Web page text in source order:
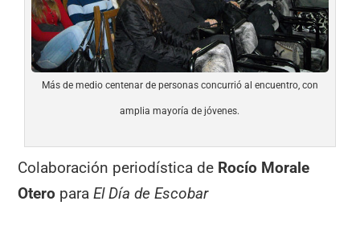
Más de medio centenar de personas concurrió al encuentro, con
amplia mayoría de jóvenes.
Colaboración periodística de Rocío Morale
Otero paraEl Día de Escobar